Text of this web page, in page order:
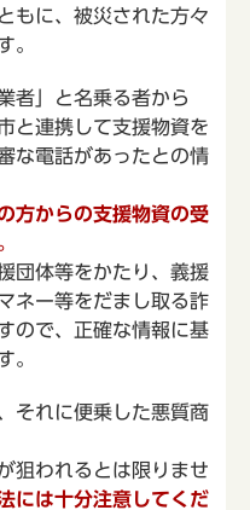
もに、被災された方々
。
者」と名乗る者から
と連携して支援物資を
な電話があったとの情
方からの支援物資の受
団体等をかたり、義援
ネー等をだまし取る詐
ので、正確な情報に基
。
それに便乗した悪質商
狙われるとは限りませ
には十分注意してくだ